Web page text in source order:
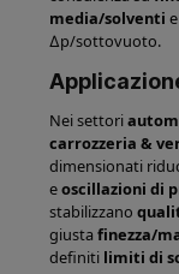
media/solventi e
∆p/sottovuoto.
Nei settori
carrozzeria &
dimensionati
eoscillazioni di
stabilizzano
giusta finezza/
definiti limiti di